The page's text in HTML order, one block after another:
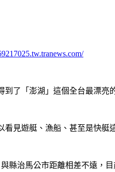
了「澎湖」這個全台最漂亮
見遊艇、漁船、甚至是快艇
縣治馬公市距離相差不遠，